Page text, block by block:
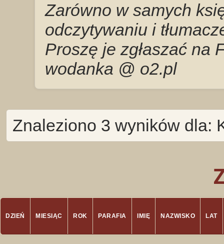
Zarówno w samych
odczytywaniu i
Proszę je zgłaszać na
wodanka @ o2.pl
Znaleziono 3 wyników dla:
DZIEŃ MIESIĄC ROK PARAFIA IMIĘ NAZWISKO LAT